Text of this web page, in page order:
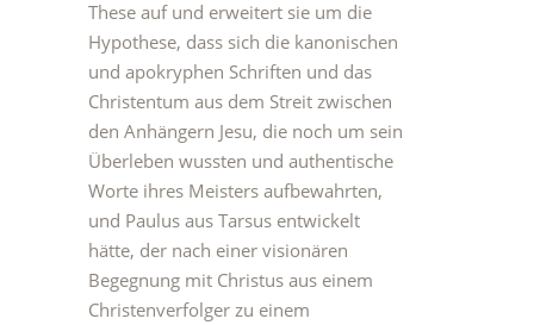
These auf und erweitert sie um die
Hypothese, dass sich die kanonischen
und apokryphen Schriften und das
Christentum aus dem Streit zwischen
den Anhängern Jesu, die noch um sein
Überleben wussten und authentische
Worte ihres Meisters aufbewahrten,
und Paulus aus Tarsus entwickelt
hätte, der nach einer visionären
Begegnung mit Christus aus einem
Christenverfolger zu einem